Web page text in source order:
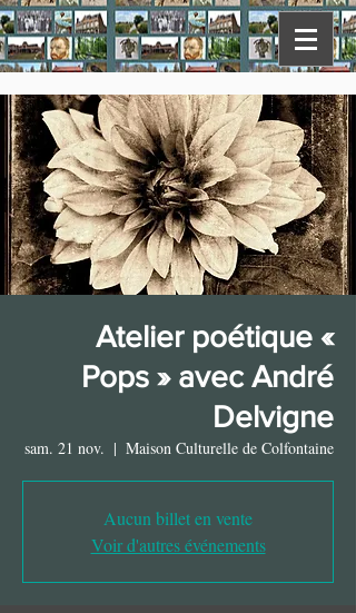
Atelier poétique «
Pops » avec André
Delvigne
sam. 21 nov.
  |
Maison Culturelle de Colfontaine
Aucun billet en vente
Voir d'autres événements